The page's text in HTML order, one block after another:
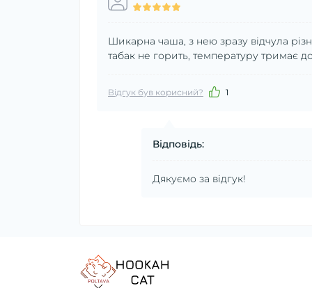
Шикарна чаша, з нею зразу відчула
табак не горить, температуру тримає
Відгук був корисний? 1
Відповідь:
Дякуємо за відгук!